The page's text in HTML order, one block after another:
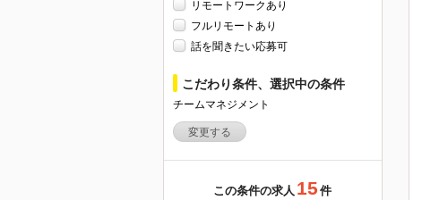
リモートワークあり
フルリモートあり
話を聞きたい応募可
こだわり条件、選択中の条件
チームマネジメント
変更する
この条件の求人 15 件